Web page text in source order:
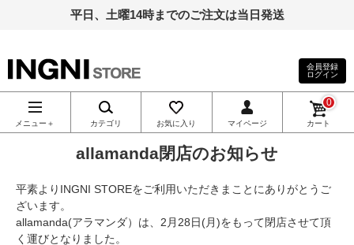
平日、土曜14時までのご注文は当日発送
INGNI（イン
グ）公式通
販｜INGNI
STORE
会員登録
ログイン
メニュー＋ カテゴリ お気に入り マイページ カート
0
allamanda閉店のお知らせ
平素よりINGNI STOREをご利用いただきまことにありがとうご
ざいます。
allamanda(アラマンダ）は、2月28日(月)をもって閉店させて頂
く運びとなりました。